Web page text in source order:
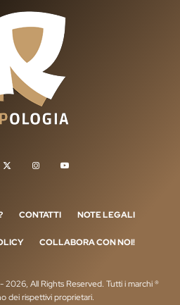
CONTATTI NOTE LEGALI
COLLABORA CON NOI!
All Rights Reserved. Tutti i marchi ®
dei rispettivi proprietari.